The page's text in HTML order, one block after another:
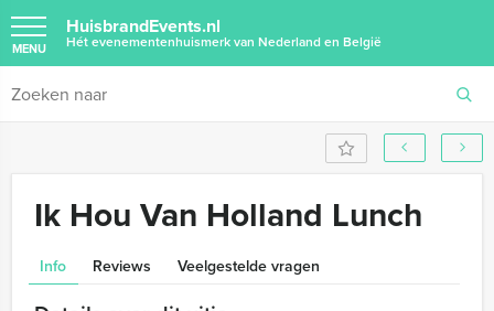
HuisbrandEvents.nl
Hét evenementenhuismerk van Nederland en België
MENU
Ik Hou Van Holland Lunch
Info Reviews Veelgestelde vragen